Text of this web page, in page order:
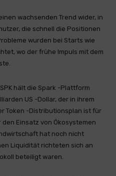
wachsenden Trend wider, in
die schnell die Positionen
wurden bei Starts wie
wo der frühe Impuls mit dem
hält die Spark -Plattform
US -Dollar, der in ihrem
Token -Distributionsplan ist für
Einsatz von Ökosystemen
hat noch nicht
Liquidität richteten sich an
beteiligt waren.